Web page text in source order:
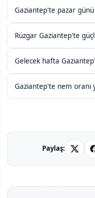
Gaziantep'te pazar günü
Rüzgar Gaziantep'te
Gelecek hafta
Gaziantep'te nem oranı
Paylaş: